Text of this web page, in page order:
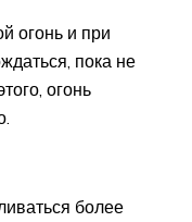
огонь и при
пока не
огонь
более